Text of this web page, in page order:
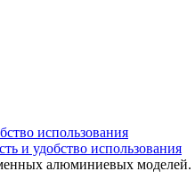
и удобство использования
алюминиевых моделей.